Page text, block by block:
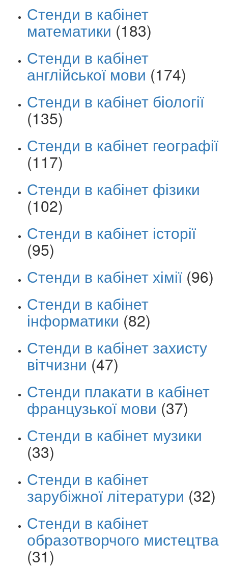
Стенди в кабінет
математики (183)
Стенди в кабінет
англійської мови (174)
Стенди в кабінет біології
(135)
Стенди в кабінет географії
(117)
Стенди в кабінет фізики
(102)
Стенди в кабінет історії
(95)
Стенди в кабінет хімії (96)
Стенди в кабінет
інформатики (82)
Стенди в кабінет захисту
вітчизни (47)
Стенди плакати в кабінет
французької мови (37)
Стенди в кабінет музики
(33)
Стенди в кабінет
зарубіжної літератури (32)
Стенди в кабінет
образотворчого мистецтва
(31)